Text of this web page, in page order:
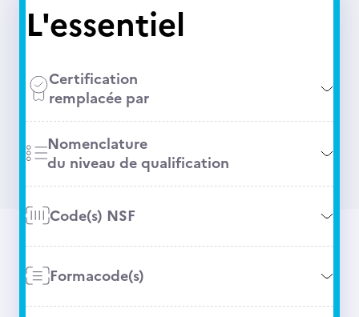
L'essentiel
Certification
remplacée par
Nomenclature
du niveau de qualification
Code(s) NSF
Formacode(s)